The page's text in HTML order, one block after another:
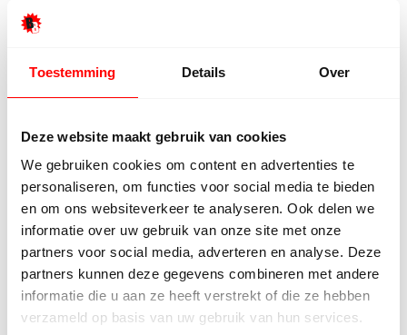
Toestemming Details Over
Deze website maakt gebruik van cookies
We gebruiken cookies om content en advertenties te
personaliseren, om functies voor social media te bieden
en om ons websiteverkeer te analyseren. Ook delen we
informatie over uw gebruik van onze site met onze
partners voor social media, adverteren en analyse. Deze
partners kunnen deze gegevens combineren met andere
informatie die u aan ze heeft verstrekt of die ze hebben
verzameld op basis van uw gebruik van hun services.
Wat onze klanten zeggen
Onze klanten beoordelen ons met een
Hester Schaap
5/5
Top geholpen en voor een mooie prijs
alles kunnen kopen wat ik wil. Heel
vriendelijk, meedenkend en
tegemoetkomend personeel! Bedankt!
Anne
Het
denkt